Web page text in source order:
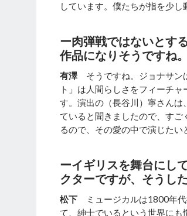
しています。僕たちが指を少
ー肉弾戦ではないとす
作品になりそうですね。
有澤そうですね。ジョナサン
ト」は人間らしさをフィーチ
す。演出の（長谷川）寧さん
ていると聞きましたので、すご
るので、その愛の中で演じたい
ーイギリスを舞台にし
クターですが、そうし
松下 ミュージカルは1800年代
て、紳士でいるという世界に